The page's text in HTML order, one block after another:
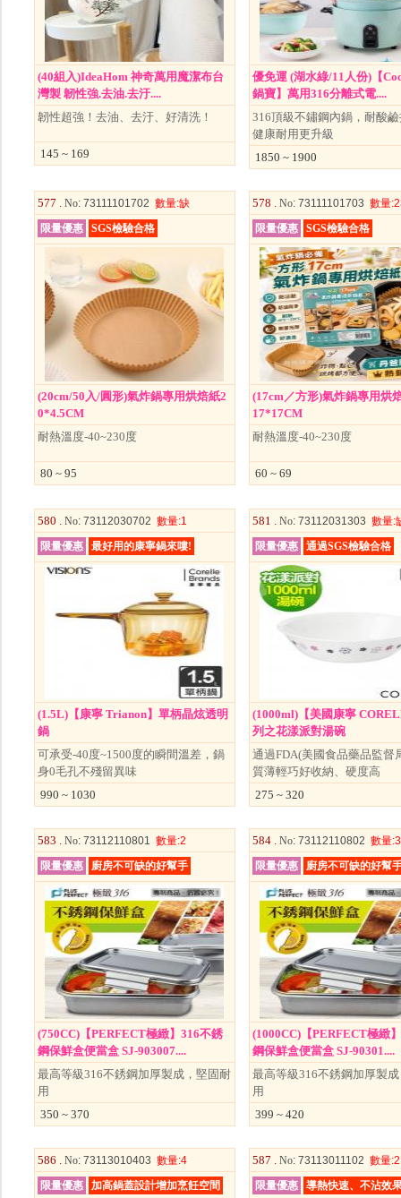
(40組入)IdeaHom 神奇萬用魔潔布台
灣製 韌性強.去油.去汙....
韌性超強！去油、去汙、好清洗！
145 ~ 169
優免運 (湖水綠/11人份)【
鍋寶】萬用316分離式電....
316頂級不鏽鋼內鍋，耐酸
健康耐用更升級
1850 ~ 1900
577 . No: 73111101702 數量:缺
限量優惠
SGS檢驗合格
(20cm/50入/圓形)氣炸鍋專用烘焙紙2
0*4.5CM
耐熱溫度-40~230度
80 ~ 95
578 . No: 73111101703 數量
限量優惠
SGS檢驗合格
(17cm／方形)氣炸鍋專用烘
17*17CM
耐熱溫度-40~230度
60 ~ 69
580 . No: 73112030702 數量:1
限量優惠
最好用的康寧鍋來嘍!
(1.5L)【康寧 Trianon】單柄晶炫透明
鍋
可承受-40度~1500度的瞬間溫差，鍋
身0毛孔不殘留異味
990 ~ 1030
581 . No: 73112031303 數量:
限量優惠
通過SGS檢驗合格
(1000ml)【美國康寧
列之花漾派對湯碗
通過FDA(美國食品藥品監督
質薄輕巧好收納、硬度高
275 ~ 320
583 . No: 73112110801 數量:2
限量優惠
廚房不可缺的好幫手
(750CC)【PERFECT極緻】316不銹
鋼保鮮盒便當盒 SJ-903007....
最高等級316不銹鋼加厚製成，堅固耐
用
350 ~ 370
584 . No: 73112110802 數量:3
限量優惠
廚房不可缺的好幫
(1000CC)【PERFECT極緻
鋼保鮮盒便當盒 SJ-90301....
最高等級316不銹鋼加厚製
用
399 ~ 420
586 . No: 73113010403 數量:4
限量優惠
加高鍋蓋設計增加烹飪空間
587 . No: 73113011102 數量:2
限量優惠
導熱快速、不沾效